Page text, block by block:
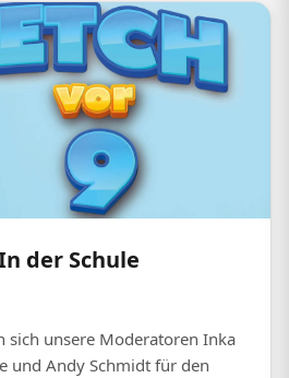
der Schule
sich unsere Moderatoren Inka
und Andy Schmidt für den